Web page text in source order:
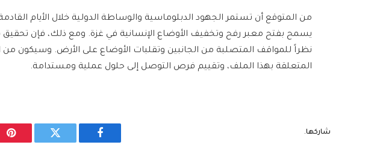
من المتوقع أن تستمر الجهود الدبلوماسية والوساطة الدولية خلال الأيام
يسمح بفتح معبر رفح وتخفيف الأوضاع الإنسانية في غزة. ومع ذلك، فإن تحقيق
نظراً للمواقف المتصلبة من الجانبين وتقلبات الأوضاع على الأرض. وسيكون من
المتعلقة بهذا الملف، وتقييم فرص التوصل إلى حلول عملية ومستدامة.
شاركها.
فيسبوك تويتر